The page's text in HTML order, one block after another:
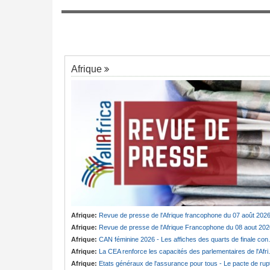
Afrique
Afrique: Revue de presse de l'Afrique francophone du 07 août 2026
Afrique: Revue de presse de l'Afrique Francophone du 08 aout
Afrique: CAN féminine 2026 - Les affiches des quarts de finale connues
Afrique: La CEA renforce les capacités des parlementaires de l'Afrique de l'Est
Afrique: Etats généraux de l'assurance pour tous - Le pacte de
de Biya - Le